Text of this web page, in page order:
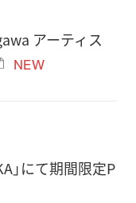
アーティス
NEW
」にて期間限定P